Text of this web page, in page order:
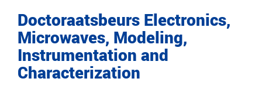
Doctoraatsbeurs Electronics,
Microwaves, Modeling,
Instrumentation and
Characterization